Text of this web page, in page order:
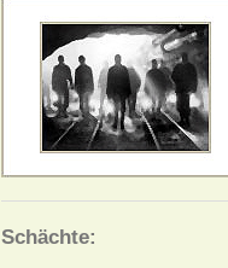
Schächte: